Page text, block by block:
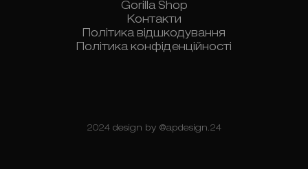
Gorilla Shop
Контакти
Політика відшкодування
Політика конфіденційності
2024 design by @apdesign.24